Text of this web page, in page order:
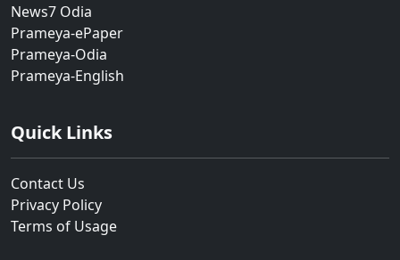
News7 Odia
Prameya-ePaper
Prameya-Odia
Prameya-English
Quick Links
Contact Us
Privacy Policy
Terms of Usage